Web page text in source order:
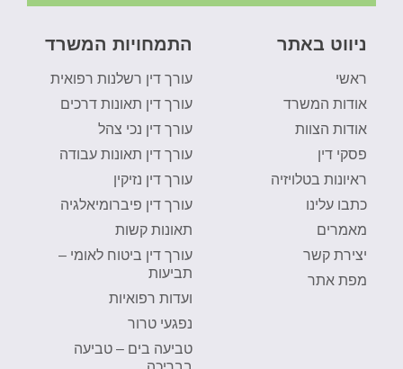
ניווט באתר
ראשי
אודות המשרד
אודות הצוות
פסקי דין
ראיונות בטלויזיה
כתבו עלינו
מאמרים
יצירת קשר
מפת אתר
התמחויות המשרד
עורך דין רשלנות רפואית
עורך דין תאונות דרכים
עורך דין נכי צהל
עורך דין תאונות עבודה
עורך דין נזיקין
עורך דין פיברומיאלגיה
תאונות קשות
עורך דין ביטוח לאומי –
תביעות
ועדות רפואיות
נפגעי טרור
טביעה בים – טביעה